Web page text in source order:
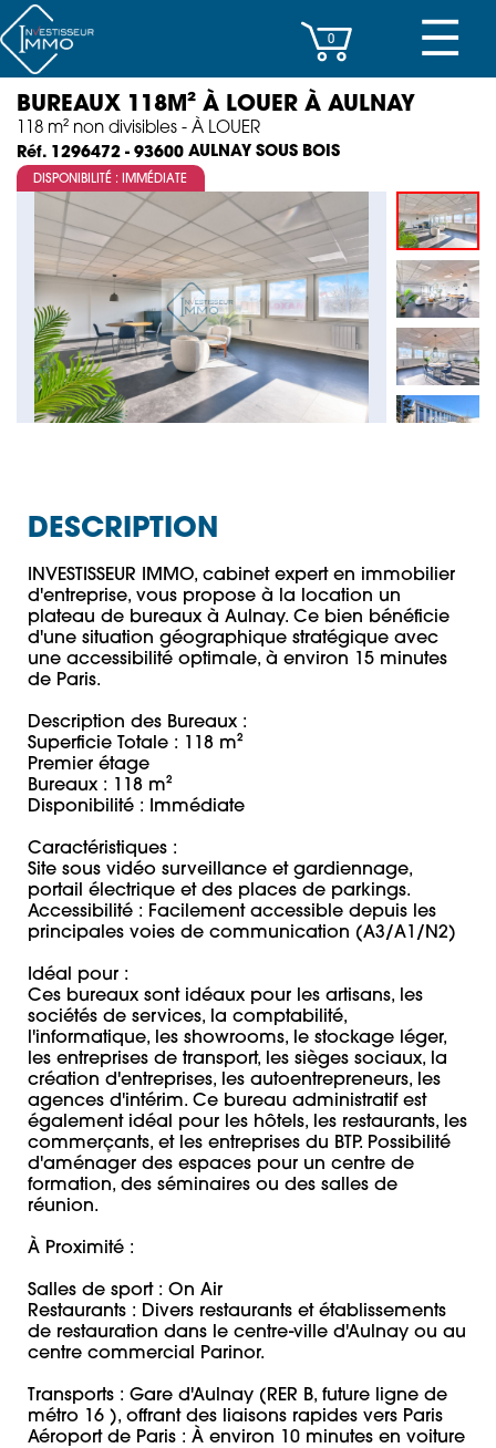
CENTRES D’AFFAIRES
IMMEUBLES DE RAPPORT
PROPERTY MANAGEMENT
PROGRAMMES NEUFS
INVESTISSEMENT
SOCIÉTÉ
ACTUALITÉS
☰
0
BUREAUX 118M² À LOUER À AULNAY
118 m² non divisibles - À LOUER
Réf. 1296472 - 93600 AULNAY SOUS BOIS
DISPONIBILITÉ : IMMÉDIATE
DESCRIPTION
INVESTISSEUR IMMO, cabinet expert en immobilier
d'entreprise, vous propose à la location un
plateau de bureaux à Aulnay. Ce bien bénéficie
d'une situation géographique stratégique avec
une accessibilité optimale, à environ 15 minutes
de Paris.
Description des Bureaux :
Superficie Totale : 118 m²
Premier étage
Bureaux : 118 m²
Disponibilité : Immédiate
Caractéristiques :
Site sous vidéo surveillance et gardiennage,
portail électrique et des places de parkings.
Accessibilité : Facilement accessible depuis les
principales voies de communication (A3/A1/N2)
Idéal pour :
Ces bureaux sont idéaux pour les artisans, les
sociétés de services, la comptabilité,
l'informatique, les showrooms, le stockage léger,
les entreprises de transport, les sièges sociaux, la
création d'entreprises, les autoentrepreneurs, les
agences d'intérim. Ce bureau administratif est
également idéal pour les hôtels, les restaurants, les
commerçants, et les entreprises du BTP. Possibilité
d'aménager des espaces pour un centre de
formation, des séminaires ou des salles de
réunion.
À Proximité :
Salles de sport : On Air
Restaurants : Divers restaurants et établissements
de restauration dans le centre-ville d'Aulnay ou au
centre commercial Parinor.
Transports : Gare d'Aulnay (RER B, future ligne de
métro 16 ), offrant des liaisons rapides vers Paris
Aéroport de Paris : À environ 10 minutes en voiture